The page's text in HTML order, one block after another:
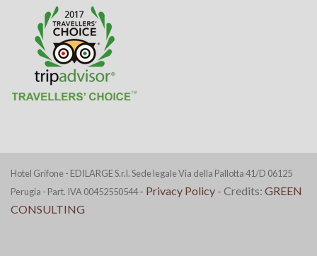
Hotel Grifone - EDILARGE S.r.l. Sede legale Via della Pallotta 41/D 06125
Perugia - Part. IVA 00452550544- Privacy Policy - Credits: GREEN
CONSULTING